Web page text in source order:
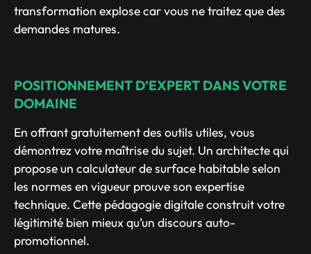
transformation explose car vous ne traitez que des
demandes matures.
POSITIONNEMENT D’EXPERT DANS VOTRE
DOMAINE
En offrant gratuitement des outils utiles, vous
démontrez votre maîtrise du sujet. Un architecte qui
propose un calculateur de surface habitable selon
les normes en vigueur prouve son expertise
technique. Cette pédagogie digitale construit votre
légitimité bien mieux qu’un discours auto-
promotionnel.